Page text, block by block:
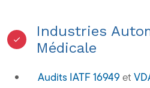
Industries
Médicale
Audits IATF 16949et